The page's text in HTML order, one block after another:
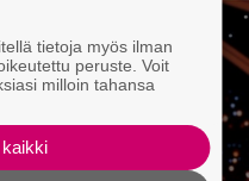
tietoja myös ilman
peruste. Voit
milloin tahansa